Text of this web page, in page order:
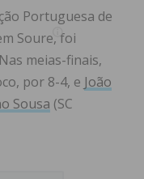
Portuguesa de
Soure, foi
meias-finais,
por 8-4, e João
Sousa (SC